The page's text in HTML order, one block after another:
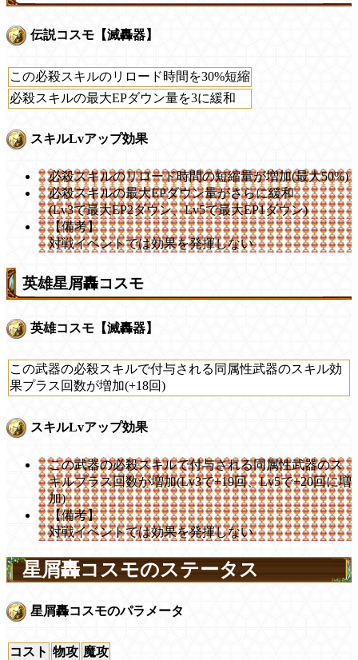
伝説コスモ【滅轟器】
この必殺スキルのリロード時間を30%短縮
必殺スキルの最大EPダウン量を3に緩和
スキルLvアップ効果
必殺スキルのリロード時間の短縮量が増加(最大50%)
必殺スキルの最大EPダウン量がさらに緩和
(Lv3で最大EP2ダウン、Lv5で最大EP1ダウン)
【備考】
対戦イベントでは効果を発揮しない
英雄星屑轟コスモ
英雄コスモ【滅轟器】
この武器の必殺スキルで付与される同属性武器のスキル効
果プラス回数が増加(+18回)
スキルLvアップ効果
この武器の必殺スキルで付与される同属性武器のス
キルプラス回数が増加(Lv3で+19回、Lv5で+20回に増
加)
【備考】
対戦イベントでは効果を発揮しない
星屑轟コスモのステータス
星屑轟コスモのパラメータ
コスト 物攻 魔攻